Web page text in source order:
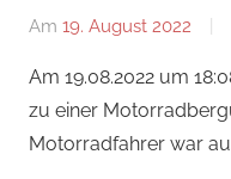
Am 19. August 2022
Am 19.08.2022 um
zu einer
Motorradfahrer war